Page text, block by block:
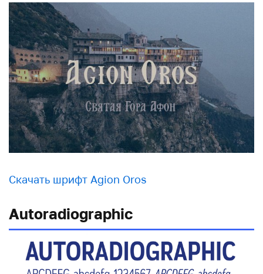
Скачать шрифт Agion Oros
Autoradiographic